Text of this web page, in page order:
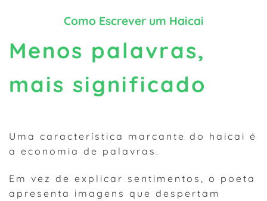
Como Escrever um Haicai
Menos palavras,
mais significado
Uma característica marcante do haicai é
a economia de palavras.
Em vez de explicar sentimentos, o poeta
apresenta imagens que despertam